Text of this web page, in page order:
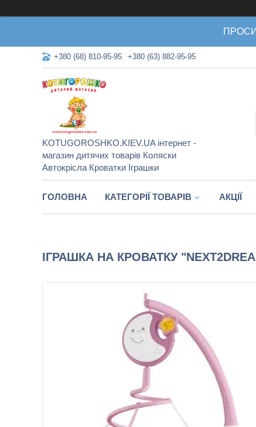
+380 (68) 810-95-95 +380 (63) 882-95-95
KOTUGOROSHKO.KIEV.UA інтернет -
магазин дитячих товарів Коляски
Автокрісла Кроватки Іграшки
ГОЛОВНА КАТЕГОРІЇ ТОВАРІВ АКЦІЇ
ІГРАШКА НА КРОВАТКУ